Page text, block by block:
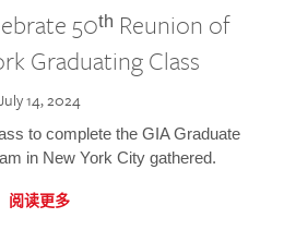
50ᵗʰ Reunion of
Graduating Class
14, 2024
to complete the GIA Graduate
in New York City gathered.
阅读更多